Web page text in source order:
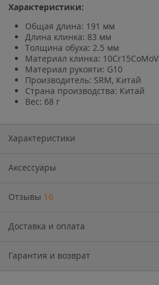
Характеристики:
Общая длина: 191 мм
Длина клинка: 83 мм
Толщина обуха: 2.5 мм
Материал клинка: 10Cr15CoMoV
Материал рукояти: G10
Производитель: SRM, Китай
Страна производства: Китай
Вес: 68 г
Характеристики
Аксессуары
Отзывы 16
Доставка и оплата
Гарантия и возврат